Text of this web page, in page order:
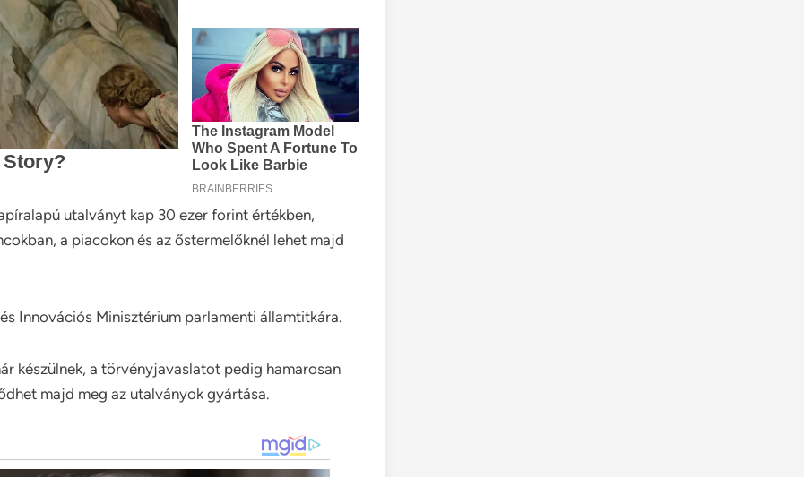
utalványt kap 30 ezer forint értékben,
a piacokon és az őstermelőknél lehet majd
Innovációs Minisztérium parlamenti államtitkára.
készülnek, a törvényjavaslatot pedig hamarosan
majd meg az utalványok gyártása.